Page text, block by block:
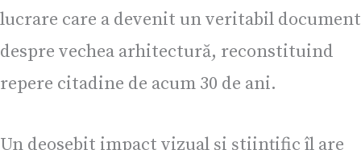
lucrare care a devenit un veritabil document
despre vechea arhitectură, reconstituind
repere citadine de acum 30 de ani.
Un deosebit impact vizual şi ştiinţific îl are